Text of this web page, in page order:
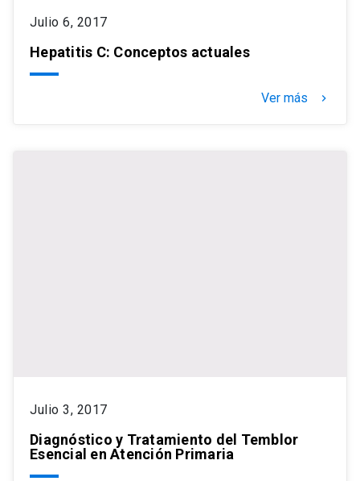
Julio 6, 2017
Hepatitis C: Conceptos actuales
Ver más keyboard_arrow_right
Julio 3, 2017
Diagnóstico y Tratamiento del Temblor
Esencial en Atención Primaria